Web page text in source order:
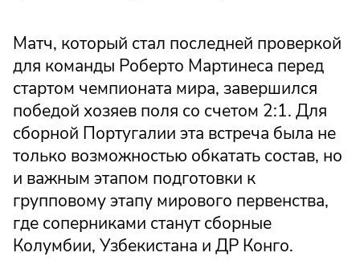
Матч, который стал последней проверкой
для команды Роберто Мартинеса перед
стартом чемпионата мира, завершился
победой хозяев поля со счетом 2:1. Для
сборной Португалии эта встреча была не
только возможностью обкатать состав, но
и важным этапом подготовки к
групповому этапу мирового первенства,
где соперниками станут сборные
Колумбии, Узбекистана и ДР Конго.